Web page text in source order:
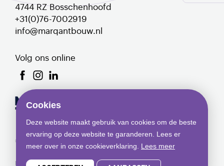
Cookies
Deze website maakt gebruik van cookies om de beste
ervaring op deze website te garanderen. Lees er
meer over in onze cookieverklaring. Lees meer
4744 RZ Bosschenhoofd
+31(0)76-7002919
info@marqantbouw.nl
Volg ons online
© Copyright 2026 Marqant
Privacyverklaring Cookies Projecten